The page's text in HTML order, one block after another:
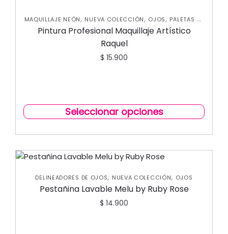
MAQUILLAJE NEÓN, NUEVA COLECCIÓN, OJOS, PALETAS DE
SOMBRAS
Pintura Profesional Maquillaje Artístico
Raquel
$ 15.900
Seleccionar opciones
DELINEADORES DE OJOS, NUEVA COLECCIÓN, OJOS
Pestañina Lavable Melu by Ruby Rose
$ 14.900